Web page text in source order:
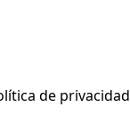
de privacidad